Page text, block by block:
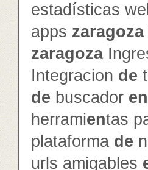
estadísticas
apps zaragoza
zaragoza
Integracion de
de buscador en
herramientas
plataforma de
urls amigables